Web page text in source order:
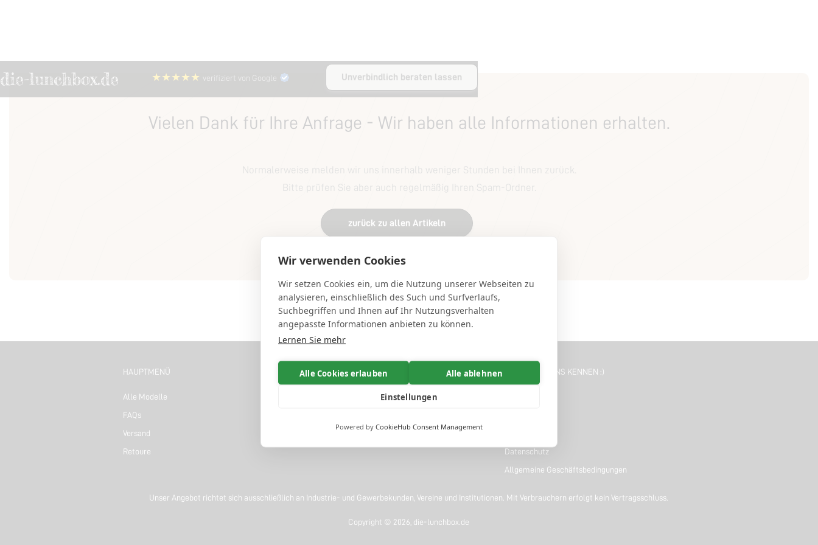
die-lunchbox.de Unverbindlich beraten lassen
★★★★★ verifiziert von Google
Vielen Dank für Ihre Anfrage - Wir haben alle Informationen erhalten.
Normalerweise melden wir uns innerhalb weniger Stunden bei Ihnen zurück.
Bitte prüfen Sie aber auch regelmäßig Ihren Spam-Ordner.
zurück zu allen Artikeln
HAUPTMENÜ
Alle Modelle
FAQs
Versand
Retoure
KONTAKT LERNEN SIE UNS KENNEN :)
Datenschutz
Allgemeine Geschäftsbedingungen
Unser Angebot richtet sich ausschließlich an Industrie- und Gewerbekunden, Vereine und Institutionen. Mit Verbrauchern erfolgt kein Vertragsschluss.
Copyright © 2026, die-lunchbox.de
Wir verwenden Cookies
Wir setzen Cookies ein, um die Nutzung unserer Webseiten zu
analysieren, einschließlich des Such und Surfverlaufs,
Suchbegriffen und Ihnen auf Ihr Nutzungsverhalten
angepasste Informationen anbieten zu können.
Lernen Sie mehr
Alle Cookies erlauben Alle ablehnen
Einstellungen
Powered by CookieHub Consent Management